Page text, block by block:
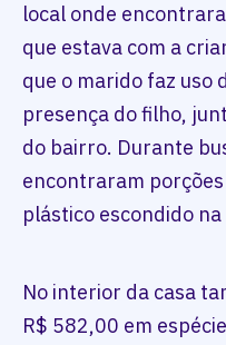
local onde
que estava com a
que o marido faz uso
presença do filho,
do bairro. Durante
encontraram
plástico escondido
No interior da casa
R$ 582,00 em